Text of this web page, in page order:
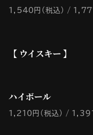
1,540円（税込） 1,771
【 ウイスキー 】
ハイボール
1,210円（税込） 1,391